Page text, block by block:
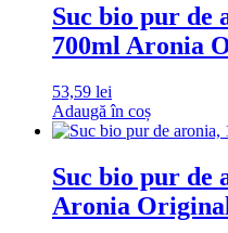
Suc bio pur de
700ml Aronia
53,59 lei
Adaugă în coș
Suc bio pur de
Aronia